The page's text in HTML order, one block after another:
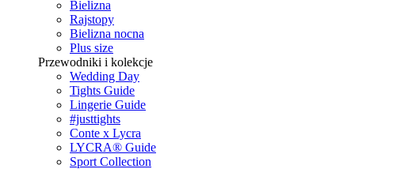
Bielizna
Rajstopy
Bielizna nocna
Plus size
Przewodniki i kolekcje
Wedding Day
Tights Guide
Lingerie Guide
#justtights
Conte x Lycra
LYCRA® Guide
Sport Сollection